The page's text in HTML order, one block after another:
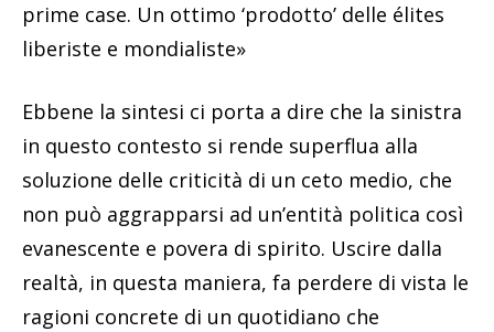
prime case. Un ottimo ‘prodotto’ delle élites
liberiste e mondialiste»
Ebbene la sintesi ci porta a dire che la sinistra
in questo contesto si rende superflua alla
soluzione delle criticità di un ceto medio, che
non può aggrapparsi ad un’entità politica così
evanescente e povera di spirito. Uscire dalla
realtà, in questa maniera, fa perdere di vista le
ragioni concrete di un quotidiano che